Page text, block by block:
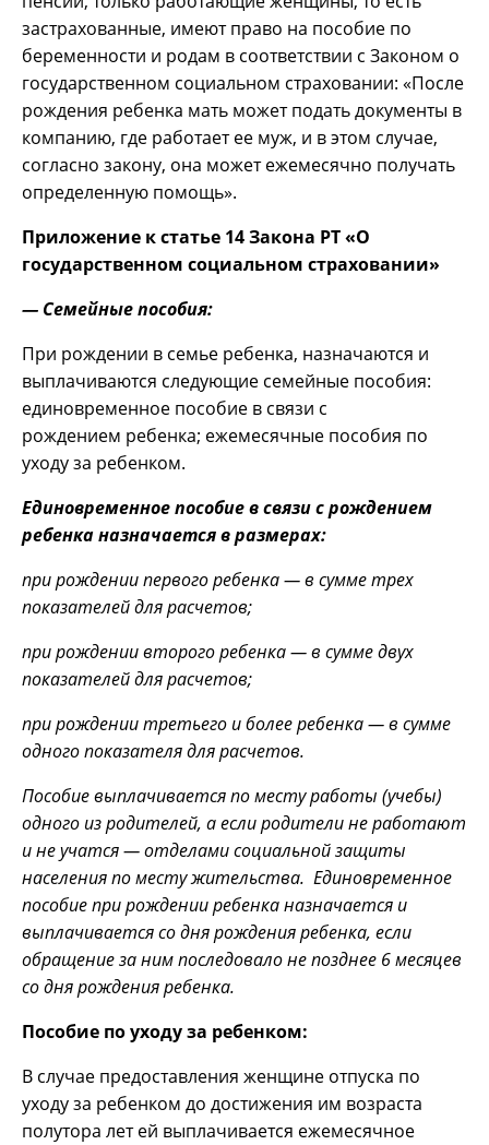
застрахованные, имеют право на пособие по
беременности и родам в соответствии с Законом о
государственном социальном страховании: «После
рождения ребенка мать может подать документы в
компанию, где работает ее муж, и в этом случае,
согласно закону, она может ежемесячно получать
определенную помощь».
Приложение к статье 14 Закона РТ «О
государственном социальном страховании»
— Семейные пособия:
При рождении в семье ребенка, назначаются и
выплачиваются следующие семейные пособия:
единовременное пособие в связи с
рождением ребенка; ежемесячные пособия по
уходу за ребенком.
Единовременное пособие в связи с рождением
ребенка назначается в размерах:
при рождении первого ребенка — в сумме трех
показателей для расчетов;
при рождении второго ребенка — в сумме двух
показателей для расчетов;
при рождении третьего и более ребенка — в сумме
одного показателя для расчетов.
Пособие выплачивается по месту работы (учебы)
одного из родителей, а если родители не работают
и не учатся — отделами социальной защиты
населения по месту жительства. Единовременное
пособие при рождении ребенка назначается и
выплачивается со дня рождения ребенка, если
обращение за ним последовало не позднее 6 месяцев
со дня рождения ребенка.
Пособие по уходу за ребенком:
В случае предоставления женщине отпуска по
уходу за ребенком до достижения им возраста
полутора лет ей выплачивается ежемесячное